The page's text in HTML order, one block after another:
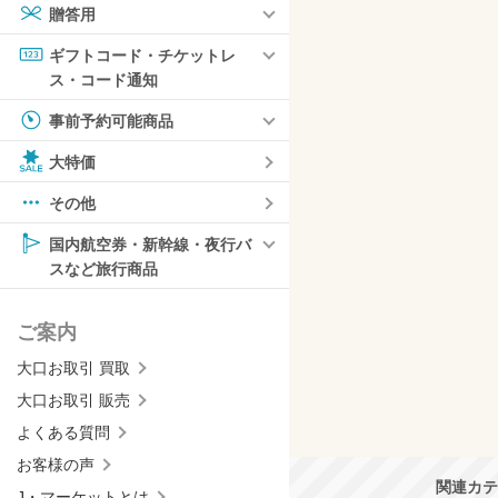
贈答用
ギフトコード・チケットレ
ス・コード通知
事前予約可能商品
大特価
その他
国内航空券・新幹線・夜行バ
スなど旅行商品
ご案内
大口お取引 買取
大口お取引 販売
よくある質問
お客様の声
関連カ